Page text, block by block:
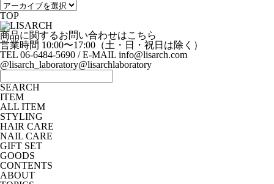
TOP
商品に関するお問い合わせはこちら
営業時間 10:00〜17:00（土・日・祝日は除く）
TEL 06-6484-5690 / E-MAIL info@lisarch.com
@lisarch_laboratory@lisarchlaboratory
SEARCH
ITEM
ALL ITEM
STYLING
HAIR CARE
NAIL CARE
GIFT SET
GOODS
CONTENTS
ABOUT